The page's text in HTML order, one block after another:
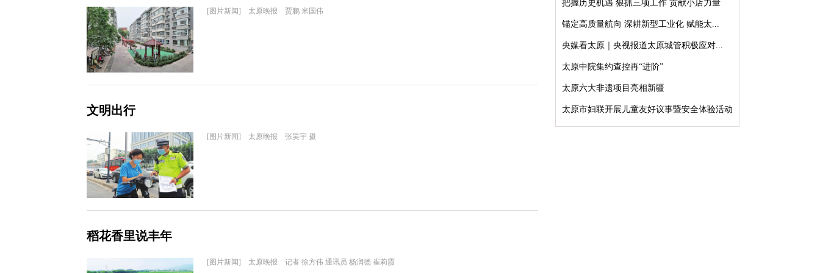
[图片新闻] 太原晚报 贾鹏 米国伟
文明出行
[图片新闻] 太原晚报 张昊宇 摄
稻花香里说丰年
[图片新闻] 太原晚报 记者 徐方伟 通讯员 杨润德 崔莉霞
把握历史机遇 狠抓三项工作 贡献小店力量
锚定高质量航向 深耕新型工业化 赋能太...
央媒看太原｜央视报道太原城管积极应对...
太原中院集约查控再“进阶”
太原六大非遗项目亮相新疆
太原市妇联开展儿童友好议事暨安全体验活动